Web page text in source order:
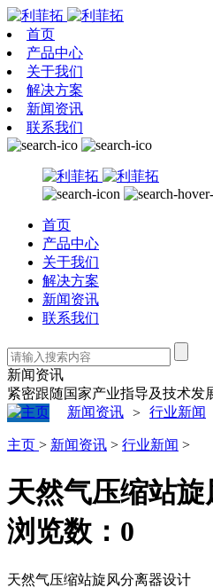
首页
产品中心
关于我们
解决方案
新闻资讯
联系我们
首页
产品中心
关于我们
解决方案
新闻资讯
联系我们
新闻资讯
紧密跟随国家产业指导及技术发
新闻资讯 > 行业新闻
主页 > 新闻资讯 > 行业新闻 >
天然气压缩站
浏览数： 0
天然气压缩站旋风分离器设计